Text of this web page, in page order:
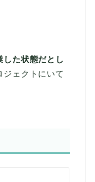
た状態だとし
ェクトにいて